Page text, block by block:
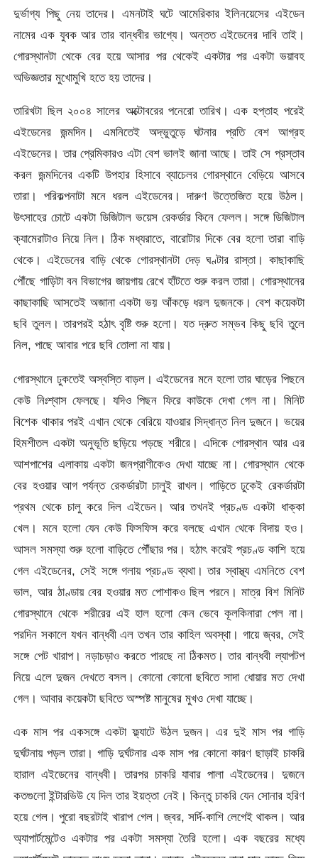
দুর্ভাগ্য পিছু নেয় তাদের। এমনটাই ঘটে আমেরিকার ইলিনয়েসের এইডেন
নামের এক যুবক আর তার বান্ধবীর ভাগ্যে। অন্তত এইডেনের দাবি তাই।
গোরস্থানটা থেকে বের হয়ে আসার পর থেকেই একটার পর একটা ভয়াবহ
অভিজ্ঞতার মুখোমুখি হতে হয় তাদের।
তারিখটা ছিল ২০০৪ সালের অক্টোবরের পনেরো তারিখ। এক হপ্তাহ পরেই
এইডেনের জন্মদিন। এমনিতেই অদ্ভুতুড়ে ঘটনার প্রতি বেশ আগ্রহ
এইডেনের। তার প্রেমিকারও এটা বেশ ভালই জানা আছে। তাই সে প্রস্তাব
করল জন্মদিনের একটি উপহার হিসাবে ব্যাচেলর গোরস্থানে বেড়িয়ে আসবে
তারা। পরিকল্পনাটা মনে ধরল এইডেনের। দারুণ উত্তেজিত হয়ে উঠল।
উৎসাহের চোটে একটা ডিজিটাল ভয়েস রেকর্ডার কিনে ফেলল। সঙ্গে ডিজিটাল
ক্যামেরাটাও নিয়ে নিল। ঠিক মধ্যরাতে, বারোটার দিকে বের হলো তারা বাড়ি
থেকে। এইডেনের বাড়ি থেকে গোরস্থানটা দেড় ঘণ্টার রাস্তা। কাছাকাছি
পৌঁছে গাড়িটা বন বিভাগের জায়গায় রেখে হাঁটতে শুরু করল তারা। গোরস্থানের
কাছাকাছি আসতেই অজানা একটা ভয় আঁকড়ে ধরল দুজনকে। বেশ কয়েকটা
ছবি তুলল। তারপরই হঠাৎ বৃষ্টি শুরু হলো। যত দ্রুত সম্ভব কিছু ছবি তুলে
নিল, পাছে আবার পরে ছবি তোলা না যায়।
গোরস্থানে ঢুকতেই অস্বস্তি বাড়ল। এইডেনের মনে হলো তার ঘাড়ের পিছনে
কেউ নিঃশ্বাস ফেলছে। যদিও পিছন ফিরে কাউকে দেখা গেল না। মিনিট
বিশেক থাকার পরই এখান থেকে বেরিয়ে যাওয়ার সিদ্ধান্ত নিল দুজনে। ভয়ের
হিমশীতল একটা অনুভূতি ছড়িয়ে পড়ছে শরীরে। এদিকে গোরস্থান আর এর
আশপাশের এলাকায় একটা জনপ্রাণীকেও দেখা যাচ্ছে না। গোরস্থান থেকে
বের হওয়ার আগ পর্যন্ত রেকর্ডারটা চালুই রাখল। গাড়িতে ঢুকেই রেকর্ডারটা
প্রথম থেকে চালু করে দিল এইডেন। আর তখনই প্রচণ্ড একটা ধাক্কা
খেল। মনে হলো যেন কেউ ফিসফিস করে বলছে এখান থেকে বিদায় হও।
আসল সমস্যা শুরু হলো বাড়িতে পৌঁছার পর। হঠাৎ করেই প্রচণ্ড কাশি হয়ে
গেল এইডেনের, সেই সঙ্গে গলায় প্রচণ্ড ব্যথা। তার স্বাস্থ্য এমনিতে বেশ
ভাল, আর ঠাণ্ডায় বের হওয়ার মত পোশাকও ছিল পরনে। মাত্র বিশ মিনিট
গোরস্থানে থেকে শরীরের এই হাল হলো কেন ভেবে কূলকিনারা পেল না।
পরদিন সকালে যখন বান্ধবী এল তখন তার কাহিল অবস্থা। গায়ে জ্বর, সেই
সঙ্গে পেট খারাপ। নড়াচড়াও করতে পারছে না ঠিকমত। তার বান্ধবী ল্যাপটপ
নিয়ে এলে দুজন দেখতে বসল। কোনো কোনো ছবিতে সাদা ধোয়ার মত দেখা
গেল। আবার কয়েকটা ছবিতে অস্পষ্ট মানুষের মুখও দেখা যাচ্ছে।
এক মাস পর একসঙ্গে একটা ফ্ল্যাটে উঠল দুজন। এর দুই মাস পর গাড়ি
দুর্ঘটনায় পড়ল তারা। গাড়ি দুর্ঘটনার এক মাস পর কোনো কারণ ছাড়াই চাকরি
হারাল এইডেনের বান্ধবী। তারপর চাকরি যাবার পালা এইডেনের। দুজনে
কতগুলো ইন্টারভিউ যে দিল তার ইয়ত্তা নেই। কিন্তু চাকরি যেন সোনার হরিণ
হয়ে গেল। পুরো বছরটাই খারাপ গেল। জ্বর, সর্দি-কাশি লেগেই থাকল। আর
অ্যাপার্টমেন্টেও একটার পর একটা সমস্যা তৈরি হলো। এক বছরের মধ্যে